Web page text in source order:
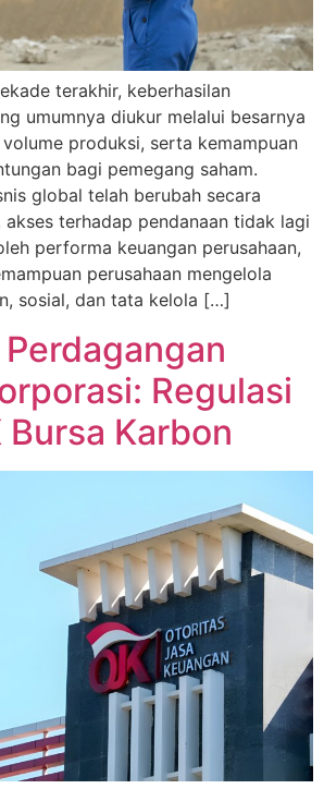
terakhir, keberhasilan
umumnya diukur melalui besarnya
produksi, serta kemampuan
bagi pemegang saham.
global telah berubah secara
akses terhadap pendanaan tidak lagi
performa keuangan perusahaan,
perusahaan mengelola
sosial, dan tata kelola […]
Regulasi
Bursa Karbon